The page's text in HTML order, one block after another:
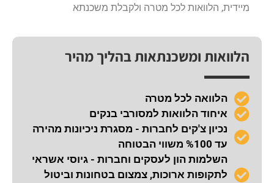
מיידית, הלוואות לכל מטרה ולקבלת משכנתא
הלוואות ומשכנתאות בהליך מהיר
הלוואה לכל מטרה
איחוד הלוואות למסורבי בנקים
נכיון צ'קים לחברות - מסגרת ניכיונות מהירה
עד %100 משווי הבטוחה
השלמות הון לעסקים וחברות - גיוסי אשראי
לתקופות ארוכות, צמצום בטחונות וביטול